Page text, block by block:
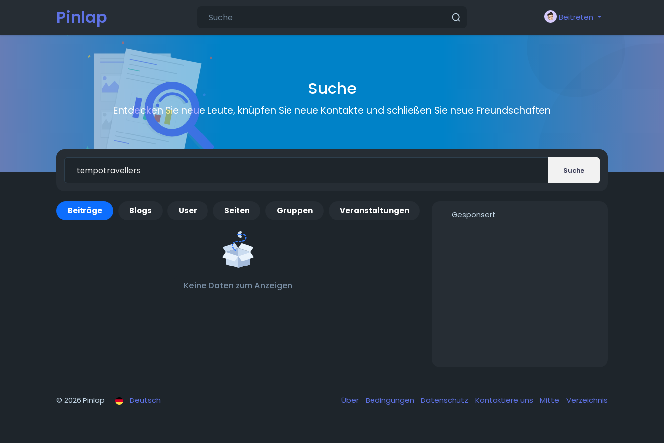
Pinlap Beitreten
Suche
Entdecken Sie neue Leute, knüpfen Sie neue Kontakte und schließen Sie neue Freundschaften
Suche
Beiträge Blogs User Seiten Gruppen Veranstaltungen
Keine Daten zum Anzeigen
Gesponsert
© 2026 Pinlap Deutsch Über Bedingungen Datenschutz Kontaktiere uns Mitte Verzeichnis